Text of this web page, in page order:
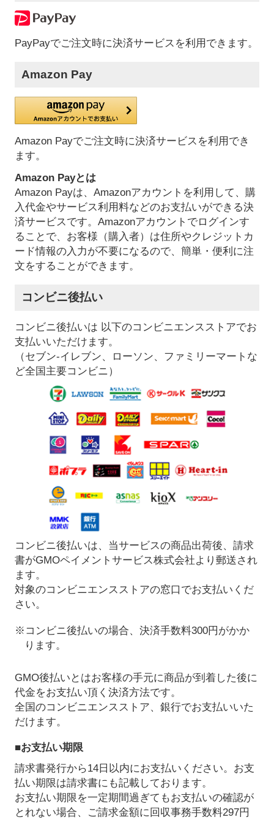
PayPayでご注文時に決済サービスを利用できます。
Amazon Pay
Amazon Payでご注文時に決済サービスを利用でき
ます。
Amazon Payとは
Amazon Payは、Amazonアカウントを利用して、購
入代金やサービス利用料などのお支払いができる決
済サービスです。Amazonアカウントでログインす
ることで、お客様（購入者）は住所やクレジットカ
ード情報の入力が不要になるので、簡単・便利に注
文をすることができます。
コンビニ後払い
コンビニ後払いは 以下のコンビニエンスストアでお
支払いいただけます。
（セブン-イレブン、ローソン、ファミリーマートな
ど全国主要コンビニ）
コンビニ後払いは、当サービスの商品出荷後、請求
書がGMOペイメントサービス株式会社より郵送され
ます。
対象のコンビニエンスストアの窓口でお支払いくだ
さい。
※コンビニ後払いの場合、決済手数料300円がかか
ります。
GMO後払いとはお客様の手元に商品が到着した後に
代金をお支払い頂く決済方法です。
全国のコンビニエンスストア、銀行でお支払いいた
だけます。
■お支払い期限
請求書発行から14日以内にお支払いください。お支
払い期限は請求書にも記載しております。
お支払い期限を一定期間過ぎてもお支払いの確認が
とれない場合、ご請求金額に回収事務手数料297円